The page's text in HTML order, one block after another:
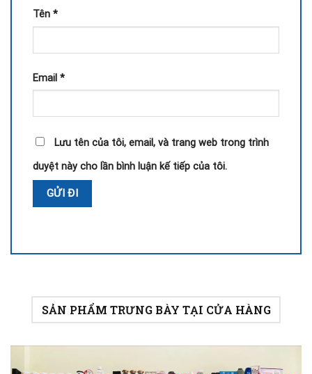
Tên *
Email *
Lưu tên của tôi, email, và trang web trong trình
duyệt này cho lần bình luận kế tiếp của tôi.
SẢN PHẨM TRƯNG BÀY TẠI CỬA HÀNG